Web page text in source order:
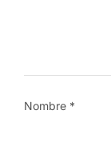
Nombre *